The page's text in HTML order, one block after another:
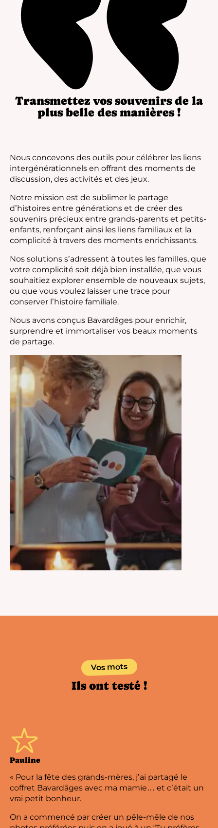
Transmettez vos souvenirs de la
plus belle des manières !
Nous concevons des outils pour célébrer les liens
intergénérationnels en offrant des moments de
discussion, des activités et des jeux.
Notre mission est de sublimer le partage
d’histoires entre générations et de créer des
souvenirs précieux entre grands-parents et petits-
enfants, renforçant ainsi les liens familiaux et la
complicité à travers des moments enrichissants.
Nos solutions s’adressent à toutes les familles, que
votre complicité soit déjà bien installée, que vous
souhaitiez explorer ensemble de nouveaux sujets,
ou que vous voulez laisser une trace pour
conserver l’histoire familiale.
Nous avons conçus Bavardâges pour enrichir,
surprendre et immortaliser vos beaux moments
de partage.
Vos mots
Ils ont testé !
Pauline
« Pour la fête des grands-mères, j’ai partagé le
coffret Bavardâges avec ma mamie… et c’était un
vrai petit bonheur.
On a commencé par créer un pêle-mêle de nos